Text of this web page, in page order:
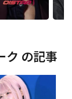
ク の記事